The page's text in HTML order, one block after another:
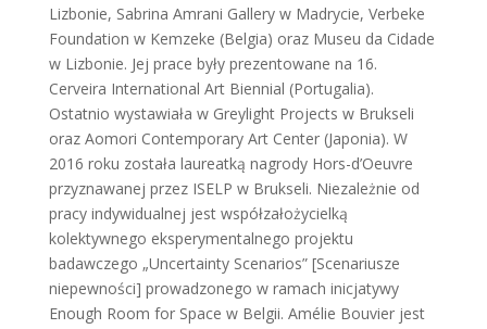
Lizbonie, Sabrina Amrani Gallery w Madrycie, Verbeke
Foundation w Kemzeke (Belgia) oraz Museu da Cidade
w Lizbonie. Jej prace były prezentowane na 16.
Cerveira International Art Biennial (Portugalia).
Ostatnio wystawiała w Greylight Projects w Brukseli
oraz Aomori Contemporary Art Center (Japonia). W
2016 roku została laureatką nagrody Hors-d’Oeuvre
przyznawanej przez ISELP w Brukseli. Niezależnie od
pracy indywidualnej jest współzałożycielką
kolektywnego eksperymentalnego projektu
badawczego „Uncertainty Scenarios” [Scenariusze
niepewności] prowadzonego w ramach inicjatywy
Enough Room for Space w Belgii. Amélie Bouvier jest